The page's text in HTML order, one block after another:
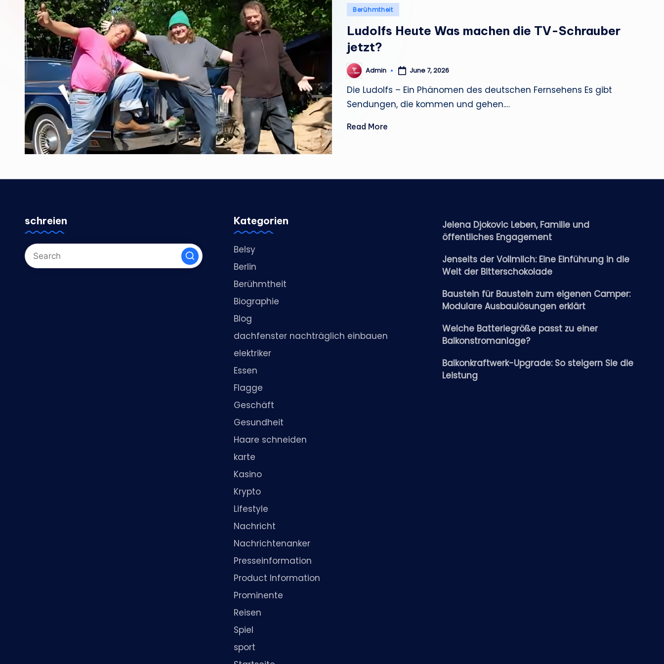
m
Posted
Berühmtheit
Ludolfs Heute Was machen die TV-Schrauber
jetzt?
Posted
by
Admin June 7, 2026
Die Ludolfs – Ein Phänomen des deutschen Fernsehens Es gibt
Sendungen, die kommen und gehen.…
Read More
schreien Kategorien
Belsy
Berlin
Berühmtheit
Biographie
Blog
dachfenster nachträglich einbauen
elektriker
Essen
Flagge
Geschäft
Gesundheit
Haare schneiden
karte
Kasino
Krypto
Lifestyle
Nachricht
Nachrichtenanker
Presseinformation
Product Information
Prominente
Reisen
Spiel
sport
Jelena Djokovic Leben, Familie und
öffentliches Engagement
Jenseits der Vollmilch: Eine Einführung in die
Welt der Bitterschokolade
Baustein für Baustein zum eigenen Camper:
Modulare Ausbaulösungen erklärt
Welche Batteriegröße passt zu einer
Balkonstromanlage?
Balkonkraftwerk-Upgrade: So steigern Sie die
Leistung